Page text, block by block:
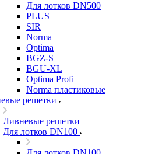
Для лотков DN500
PLUS
SIR
Norma
Optima
BGZ-S
BGU-XL
Optima Profi
Norma пластиковые
решетки
Ливневые решетки
Для лотков DN100